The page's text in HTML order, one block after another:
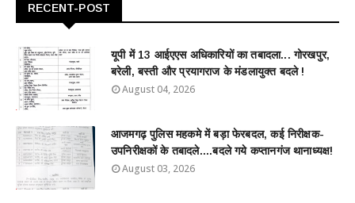
RECENT-POST
यूपी में 13 आईएएस अधिकारियों का तबादला... गोरखपुर,
बरेली, बस्ती और प्रयागराज के मंडलायुक्त बदले !
August 04, 2026
आजमगढ़ पुलिस महकमे में बड़ा फेरबदल, कई निरीक्षक-
उपनिरीक्षकों के तबादले....बदले गये कप्तानगंज थानाध्यक्ष!
August 03, 2026